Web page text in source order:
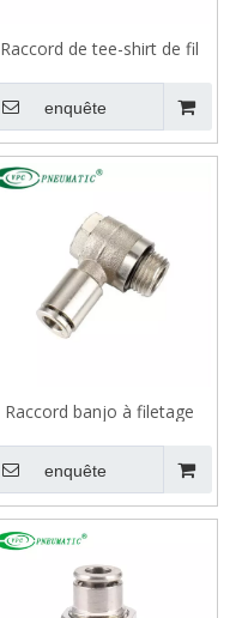
Raccord de tee-shirt de fil
enquête
Raccord banjo à filetage
joint torique
enquête